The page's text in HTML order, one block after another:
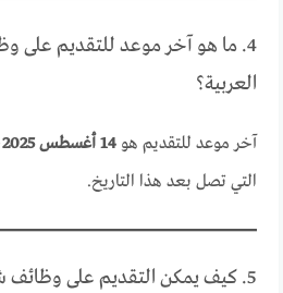
4. ما هو آخر موعد للتقديم على
العربية؟
آخر موعد للتقديم هو14 أغسطس 2025
التي تصل بعد هذا التاريخ.
5. كيف يمكن التقديم على وظائف شركة البوتاس العربية؟